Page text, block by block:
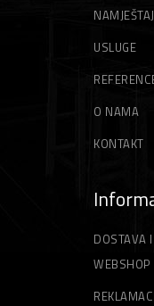
USLUGE
O NAMA
KONTAKT
DOSTAVA
WEBSHOP